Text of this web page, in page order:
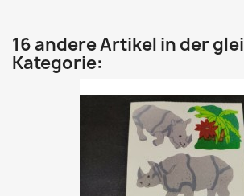
16 andere Artikel in der
Kategorie: